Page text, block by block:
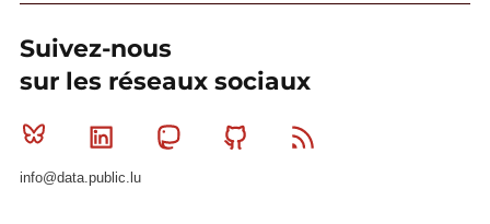
Suivez-nous
sur les réseaux sociaux
Bluesky Linkedin MastodonGithub
info@data.public.lu